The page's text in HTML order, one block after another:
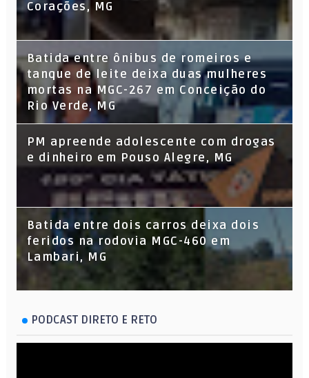
Corações, MG
Batida entre ônibus de romeiros e
tanque de leite deixa duas mulheres
mortas na MGC-267 em Conceição do
Rio Verde, MG
PM apreende adolescente com drogas
e dinheiro em Pouso Alegre, MG
Batida entre dois carros deixa dois
feridos na rodovia MGC-460 em
Lambari, MG
PODCAST DIRETO E RETO